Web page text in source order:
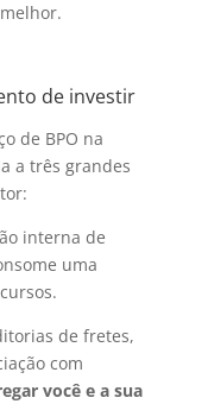
de investir
de BPO na
a três grandes
interna de
uma
de fretes,
com
você e a sua